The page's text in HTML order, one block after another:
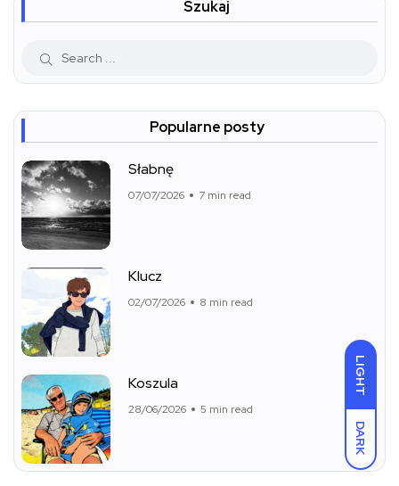
LIGHT
DARK
Szukaj
Popularne posty
Słabnę
07/07/2026 7 min read
Klucz
02/07/2026 8 min read
Koszula
28/06/2026 5 min read